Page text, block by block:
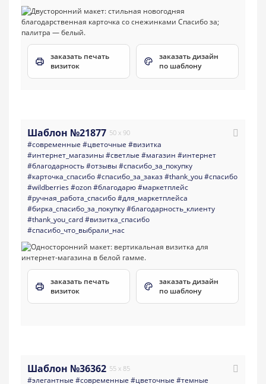
заказать печать
визиток
заказать дизайн
по шаблону
Шаблон №21877 50 x 90
#современные #цветочные #визитка
#интернет_магазины#светлые #магазин #интернет
#благодарность#отзывы#спасибо_за_покупку
#карточка_спасибо#спасибо_за_заказ#thank_you#спасибо
#wildberries#ozon#благодарю#маркетплейс
#ручная_работа_спасибо#для_маркетплейса
#бирка_спасибо_за_покупку#благодарность_клиенту
#thank_you_card#визитка_спасибо
#спасибо_что_выбрали_нас
заказать печать
визиток
заказать дизайн
по шаблону
Шаблон №36362 55 x 85
#элегантные #современные #цветочные #темные